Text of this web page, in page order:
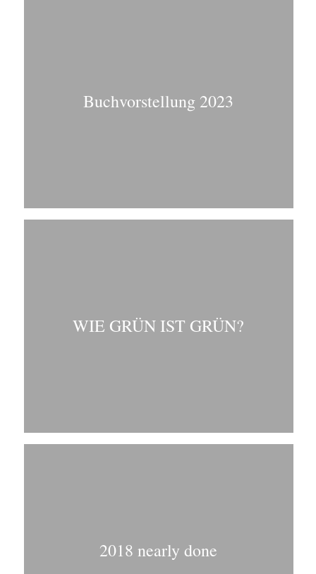
Buchvorstellung 2023
WIE GRÜN IST GRÜN?
2018 nearly done